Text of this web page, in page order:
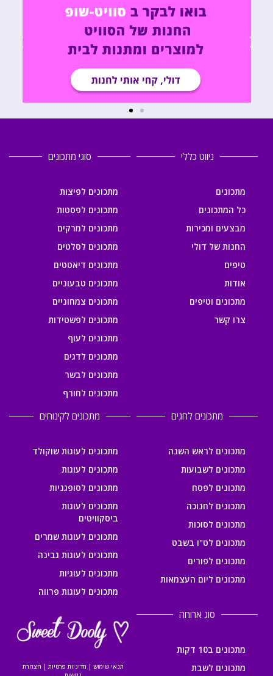
ניווט כללי
מתכונים
כל המתכונים
מבצעים ומכירות
החנות של דולי
טיפים
אודות
מתכונים וטיפים
צרו קשר
סוגי מתכונים
מתכונים לפיצות
מתכונים לפסטות
מתכונים למרקים
מתכונים לסלטים
מתכונים דיאטטים
מתכונים טבעוניים
מתכונים צמחוניים
מתכונים לפשטידות
מתכונים לעוף
מתכונים לדגים
מתכונים לבשר
מתכונים לחורף
מתכונים לחגים
מתכונים לראש השנה
מתכונים לשבועות
מתכונים לפסח
מתכונים לחנוכה
מתכונים לסוכות
מתכונים לט"ו בשבט
מתכונים לפורים
מתכונים ליום העצמאות
מתכונים לקינוחים
מתכונים לעוגות שוקולד
מתכונים לעוגות
מתכונים לסופגניות
מתכונים לעוגות
ביסקוויטים
מתכונים לעוגות שמרים
מתכונים לעוגות גבינה
מתכונים לעוגיות
מתכונים לעוגות פרווה
סוג ארוחה
מתכונים ב10 דקות
מתכונים לשבת
תנאי שימוש | מדיניות פרטיות | הצהרת